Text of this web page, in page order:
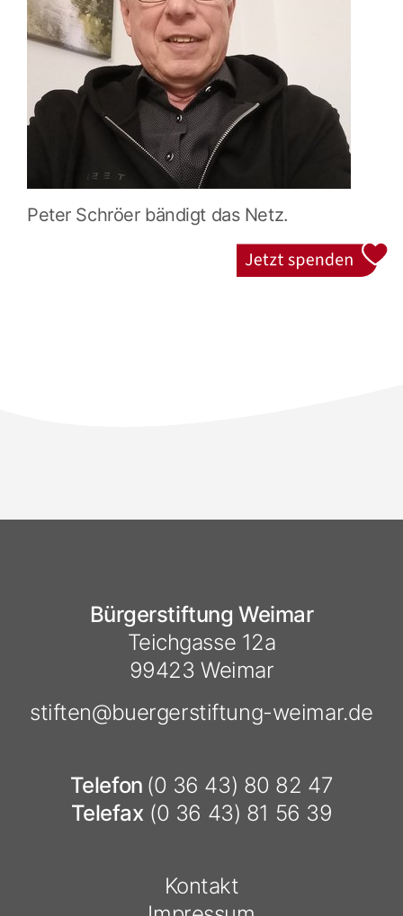
Peter Schröer bändigt das Netz.
Jetzt spenden
Bürgerstiftung Weimar
Teichgasse 12a
99423 Weimar
stiften@buergerstiftung-weimar.de
Telefon (0 36 43) 80 82 47
Telefax (0 36 43) 81 56 39
Kontakt